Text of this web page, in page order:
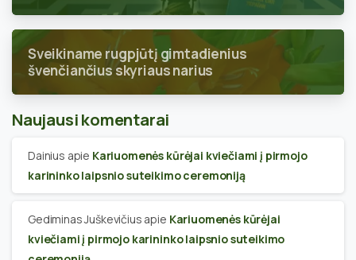
Sveikiname rugpjūtį gimtadienius
švenčiančius skyriaus narius
Naujausi komentarai
Dainius apie Kariuomenės kūrėjai kviečiami į pirmojo
karininko laipsnio suteikimo ceremoniją
Gediminas Juškevičius apie Kariuomenės kūrėjai
kviečiami į pirmojo karininko laipsnio suteikimo